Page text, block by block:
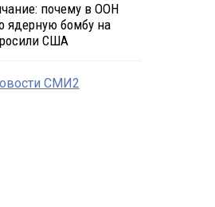
почему в ООН
ядерную бомбу на
США
СМИ2